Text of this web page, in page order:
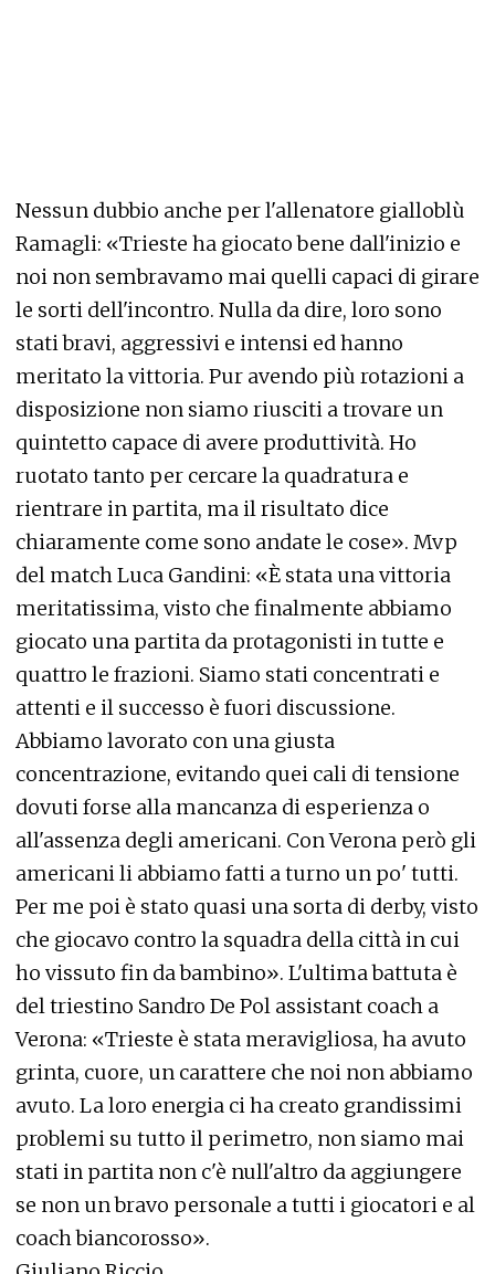
Nessun dubbio anche per l'allenatore gialloblù
Ramagli: «Trieste ha giocato bene dall'inizio e
noi non sembravamo mai quelli capaci di girare
le sorti dell'incontro. Nulla da dire, loro sono
stati bravi, aggressivi e intensi ed hanno
meritato la vittoria. Pur avendo più rotazioni a
disposizione non siamo riusciti a trovare un
quintetto capace di avere produttività. Ho
ruotato tanto per cercare la quadratura e
rientrare in partita, ma il risultato dice
chiaramente come sono andate le cose». Mvp
del match Luca Gandini: «È stata una vittoria
meritatissima, visto che finalmente abbiamo
giocato una partita da protagonisti in tutte e
quattro le frazioni. Siamo stati concentrati e
attenti e il successo è fuori discussione.
Abbiamo lavorato con una giusta
concentrazione, evitando quei cali di tensione
dovuti forse alla mancanza di esperienza o
all'assenza degli americani. Con Verona però gli
americani li abbiamo fatti a turno un po' tutti.
Per me poi è stato quasi una sorta di derby, visto
che giocavo contro la squadra della città in cui
ho vissuto fin da bambino». L'ultima battuta è
del triestino Sandro De Pol assistant coach a
Verona: «Trieste è stata meravigliosa, ha avuto
grinta, cuore, un carattere che noi non abbiamo
avuto. La loro energia ci ha creato grandissimi
problemi su tutto il perimetro, non siamo mai
stati in partita non c'è null'altro da aggiungere
se non un bravo personale a tutti i giocatori e al
coach biancorosso».